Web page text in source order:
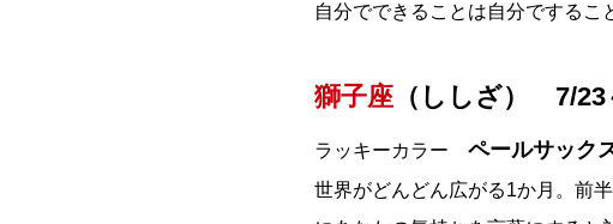
自分でできることは自分でするこ
獅子座 （ししざ） 7/23
ラッキーカラー ペールサック
世界がどんどん広がる1か月。前